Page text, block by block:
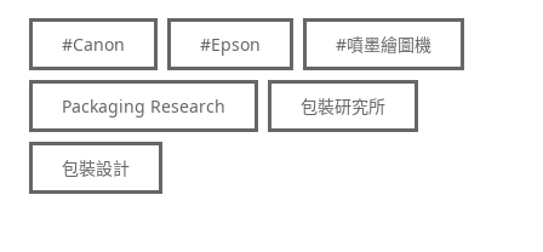
#Canon #Epson #噴墨繪圖機
Packaging Research 包裝研究所
包裝設計